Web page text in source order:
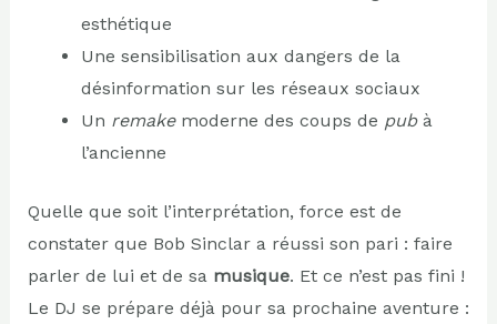
esthétique
Une sensibilisation aux dangers de la
désinformation sur les réseaux sociaux
Un remakemoderne des coups de pubà
l’ancienne
Quelle que soit l’interprétation, force est de
constater que Bob Sinclar a réussi son pari : faire
parler de lui et de sa musique. Et ce n’est pas fini !
Le DJ se prépare déjà pour sa prochaine aventure :